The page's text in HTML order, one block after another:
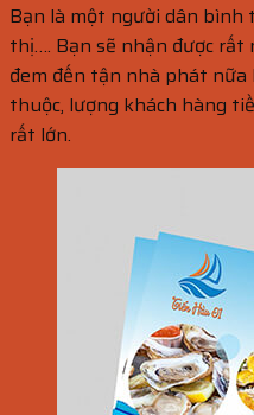
Bạn là một người dân bình
thị…. Bạn sẽ nhận được rất
đem đến tận nhà phát nữa
thuộc, lượng khách hàng
rất lớn.